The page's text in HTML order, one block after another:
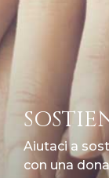
Aiutaci a
con una